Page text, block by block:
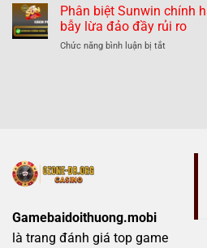
thế
nào?
giả
mạo
Những
biệt
789Club
chính
hãng
Phân biệt Sunwin chính
bẫy lừa đảo đầy rủi ro
Chức năng bình luận bị tắt
rủi
Gamebaidoithuong.mobi
là trang đánh giá top game